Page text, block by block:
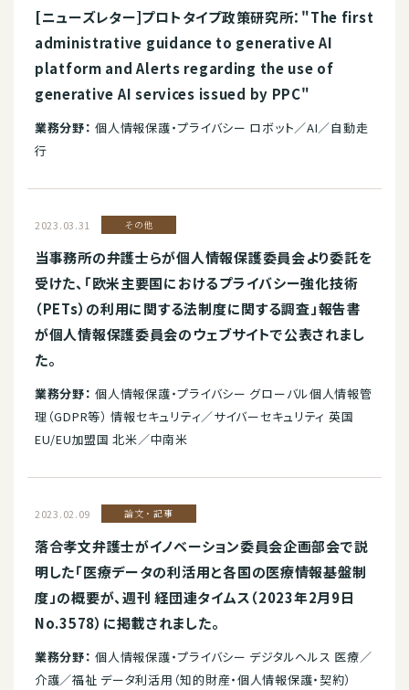
[ニューズレター]プロトタイプ政策研究所："The first
administrative guidance to generative AI
platform and Alerts regarding the use of
generative AI services issued by PPC"
業務分野： 個人情報保護・プライバシー ロボット／AI／自動走
行
2023.03.31 その他
当事務所の弁護士らが個人情報保護委員会より委託を
受けた、「欧米主要国におけるプライバシー強化技術
（PETs）の利用に関する法制度に関する調査」報告書
が個人情報保護委員会のウェブサイトで公表されまし
た。
業務分野： 個人情報保護・プライバシー グローバル個人情報管
理（GDPR等） 情報セキュリティ／サイバーセキュリティ 英国
EU/EU加盟国 北米／中南米
2023.02.09 論文・記事
落合孝文弁護士がイノベーション委員会企画部会で説
明した「医療データの利活用と各国の医療情報基盤制
度」の概要が、週刊 経団連タイムス（2023年2月9日
No.3578）に掲載されました。
業務分野： 個人情報保護・プライバシー デジタルヘルス 医療／
介護／福祉 データ利活用（知的財産・個人情報保護・契約）